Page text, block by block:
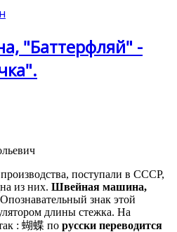
"Баттерфляй" -
поступали в СССР,
из них. Швейная машина,
Опознавательный знак этой
длины стежка. На
: 蝴蝶 по русски переводится